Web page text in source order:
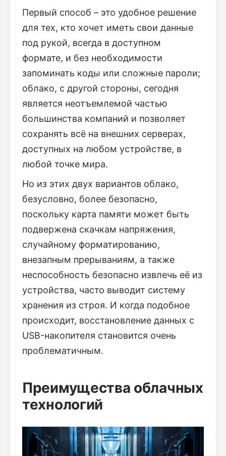
Первый способ – это удобное решение
для тех, кто хочет иметь свои данные
под рукой, всегда в доступном
формате, и без необходимости
запоминать коды или сложные пароли;
облако, с другой стороны, сегодня
является неотъемлемой частью
большинства компаний и позволяет
сохранять всё на внешних серверах,
доступных на любом устройстве, в
любой точке мира.
Но из этих двух вариантов облако,
безусловно, более безопасно,
поскольку карта памяти может быть
подвержена скачкам напряжения,
случайному форматированию,
внезапным прерываниям, а также
неспособность безопасно извлечь её из
устройства, часто выводит систему
хранения из строя. И когда подобное
происходит, восстановление данных с
USB-накопителя становится очень
проблематичным.
Преимущества облачных
технологий